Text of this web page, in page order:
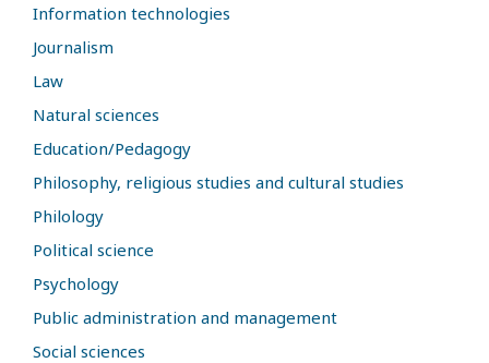
Information technologies
Journalism
Law
Natural sciences
Education/Pedagogy
Philosophy, religious studies and cultural studies
Philology
Political science
Psychology
Public administration and management
Social sciences